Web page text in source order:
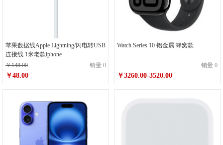
苹果数据线Apple Lightning/闪电转USB
连接线 1米老款iphone
￥148.00
销量 0
￥48.00
Watch Series 10 铝金属 蜂窝款
销量 0
￥3260.00-3520.00